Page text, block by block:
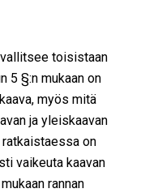
toisistaan
5 §:n mukaan on
myös mitä
ja yleiskaavan
on
vaikeuta kaavan
rannan